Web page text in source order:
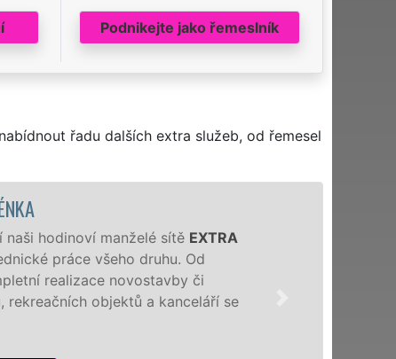
Podnikejte jako řemeslník
řadu dalších extra služeb, od řemesel
hodinoví manželé sítěEXTRA
práce všeho druhu. Od
realizace novostavby či
objektů a kanceláří se